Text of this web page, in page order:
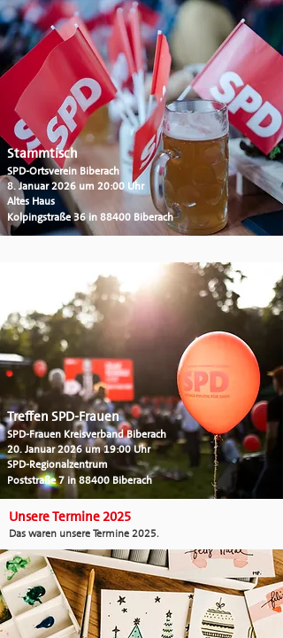
Stammtisch
SPD-Ortsverein Biberach
8. Januar 2026 um 20:00 Uhr
Altes Haus
Kolpingstraße 36 in 88400 Biberach
Treffen SPD-Frauen
SPD-Frauen Kreisverband Biberach
20. Januar 2026 um 19:00 Uhr
SPD-Regionalzentrum
Poststraße 7 in 88400 Biberach
Unsere Termine 2025
Das waren unsere Termine 2025.